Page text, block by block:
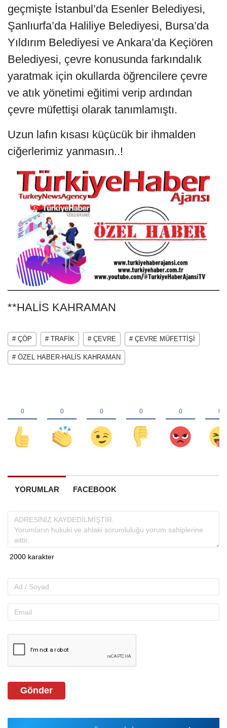
geçmişte İstanbul’da Esenler Belediyesi,
Şanlıurfa’da Haliliye Belediyesi, Bursa’da
Yıldırım Belediyesi ve Ankara’da Keçiören
Belediyesi, çevre konusunda farkındalık
yaratmak için okullarda öğrencilere çevre
ve atık yönetimi eğitimi verip ardından
çevre müfettişi olarak tanımlamıştı.
Uzun lafın kısası küçücük bir ihmalden
ciğerlerimiz yanmasın..!
**HALİS KAHRAMAN
# ÇÖP # TRAFİK # ÇEVRE # ÇEVRE MÜFETTİŞİ
# ÖZEL HABER-HALİS KAHRAMAN
YORUMLAR FACEBOOK
Gönder